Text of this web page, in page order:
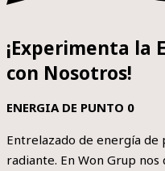
¡Experimenta la
con Nosotros!
ENERGIA DE PUNTO 0
Entrelazado de energía de
radiante. En Won Grup